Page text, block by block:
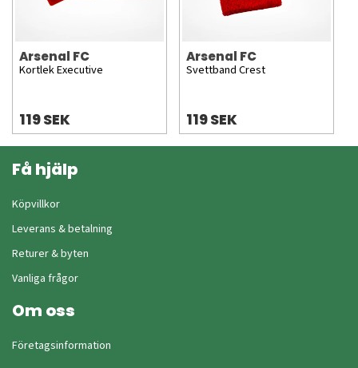
Arsenal FC
Kortlek Executive
119 SEK
Arsenal FC
Svettband Crest
119 SEK
Få hjälp
Köpvillkor
Leverans & betalning
Returer & byten
Vanliga frågor
Om oss
Företagsinformation